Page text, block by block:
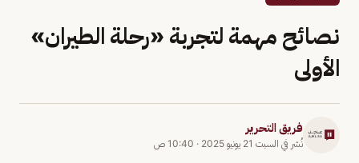
نصائح مهمة لتجربة «رحلة الطيران»
الأولى
فريق التحرير
نُشر في السبت 21 يونيو 2025 · 10:40 ص